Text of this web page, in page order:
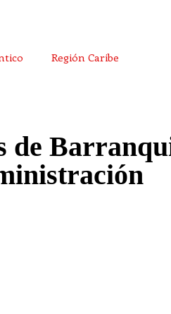
Región Caribe
de